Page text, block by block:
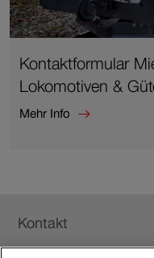
mit
einer
in
der
CH
≤
Kontaktformular
Lokomotiven &
Mehr Info
Lokomotiven
Kontakt